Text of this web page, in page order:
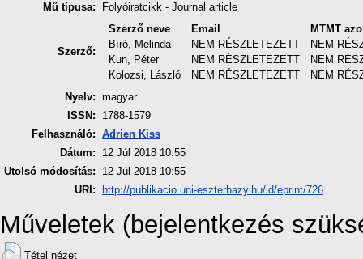
Mű típusa: Folyóiratcikk - Journal article
Szerző:
Szerző neve Email
MTMT
Bíró, Melinda
NEM RÉSZLETEZETT
NEM
Kun, Péter
NEM RÉSZLETEZETT
NEM
Kolozsi, László
NEM RÉSZLETEZETT
NEM
Nyelv: magyar
ISSN:
1788-1579
Felhasználó: Adrien Kiss
Dátum:
12 Júl 2018 10:55
Utolsó módosítás:
12 Júl 2018 10:55
URI:
http://publikacio.uni-eszterhazy.hu/id/eprint/726
Műveletek (bejelentkezés
Tétel nézet